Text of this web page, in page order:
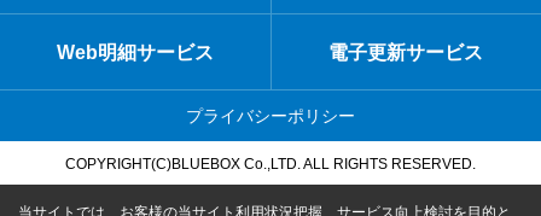
Web明細サービス 電子更新サービス
プライバシーポリシー
COPYRIGHT(C)BLUEBOX Co.,LTD. ALL RIGHTS RESERVED.
当サイトでは、お客様の当サイト利用状況把握、サービス向上検討を目的と